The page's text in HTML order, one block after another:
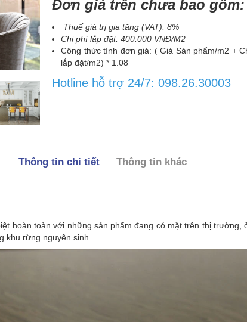
Đơn giá trên chưa bao gồm:
Thuế giá trị gia tăng (VAT): 8%
Chi phí lắp đặt: 400.000 VNĐ/M2
Công thức tính đơn giá: ( Giá Sản phẩm/m2 +
lắp đặt/m2) * 1.08
Hotline hỗ trợ 24/7: 098.26.30003
Thông tin chi tiết Thông tin khác
hoàn toàn với những sản phẩm đang có mặt trên thị
khu rừng nguyên sinh.